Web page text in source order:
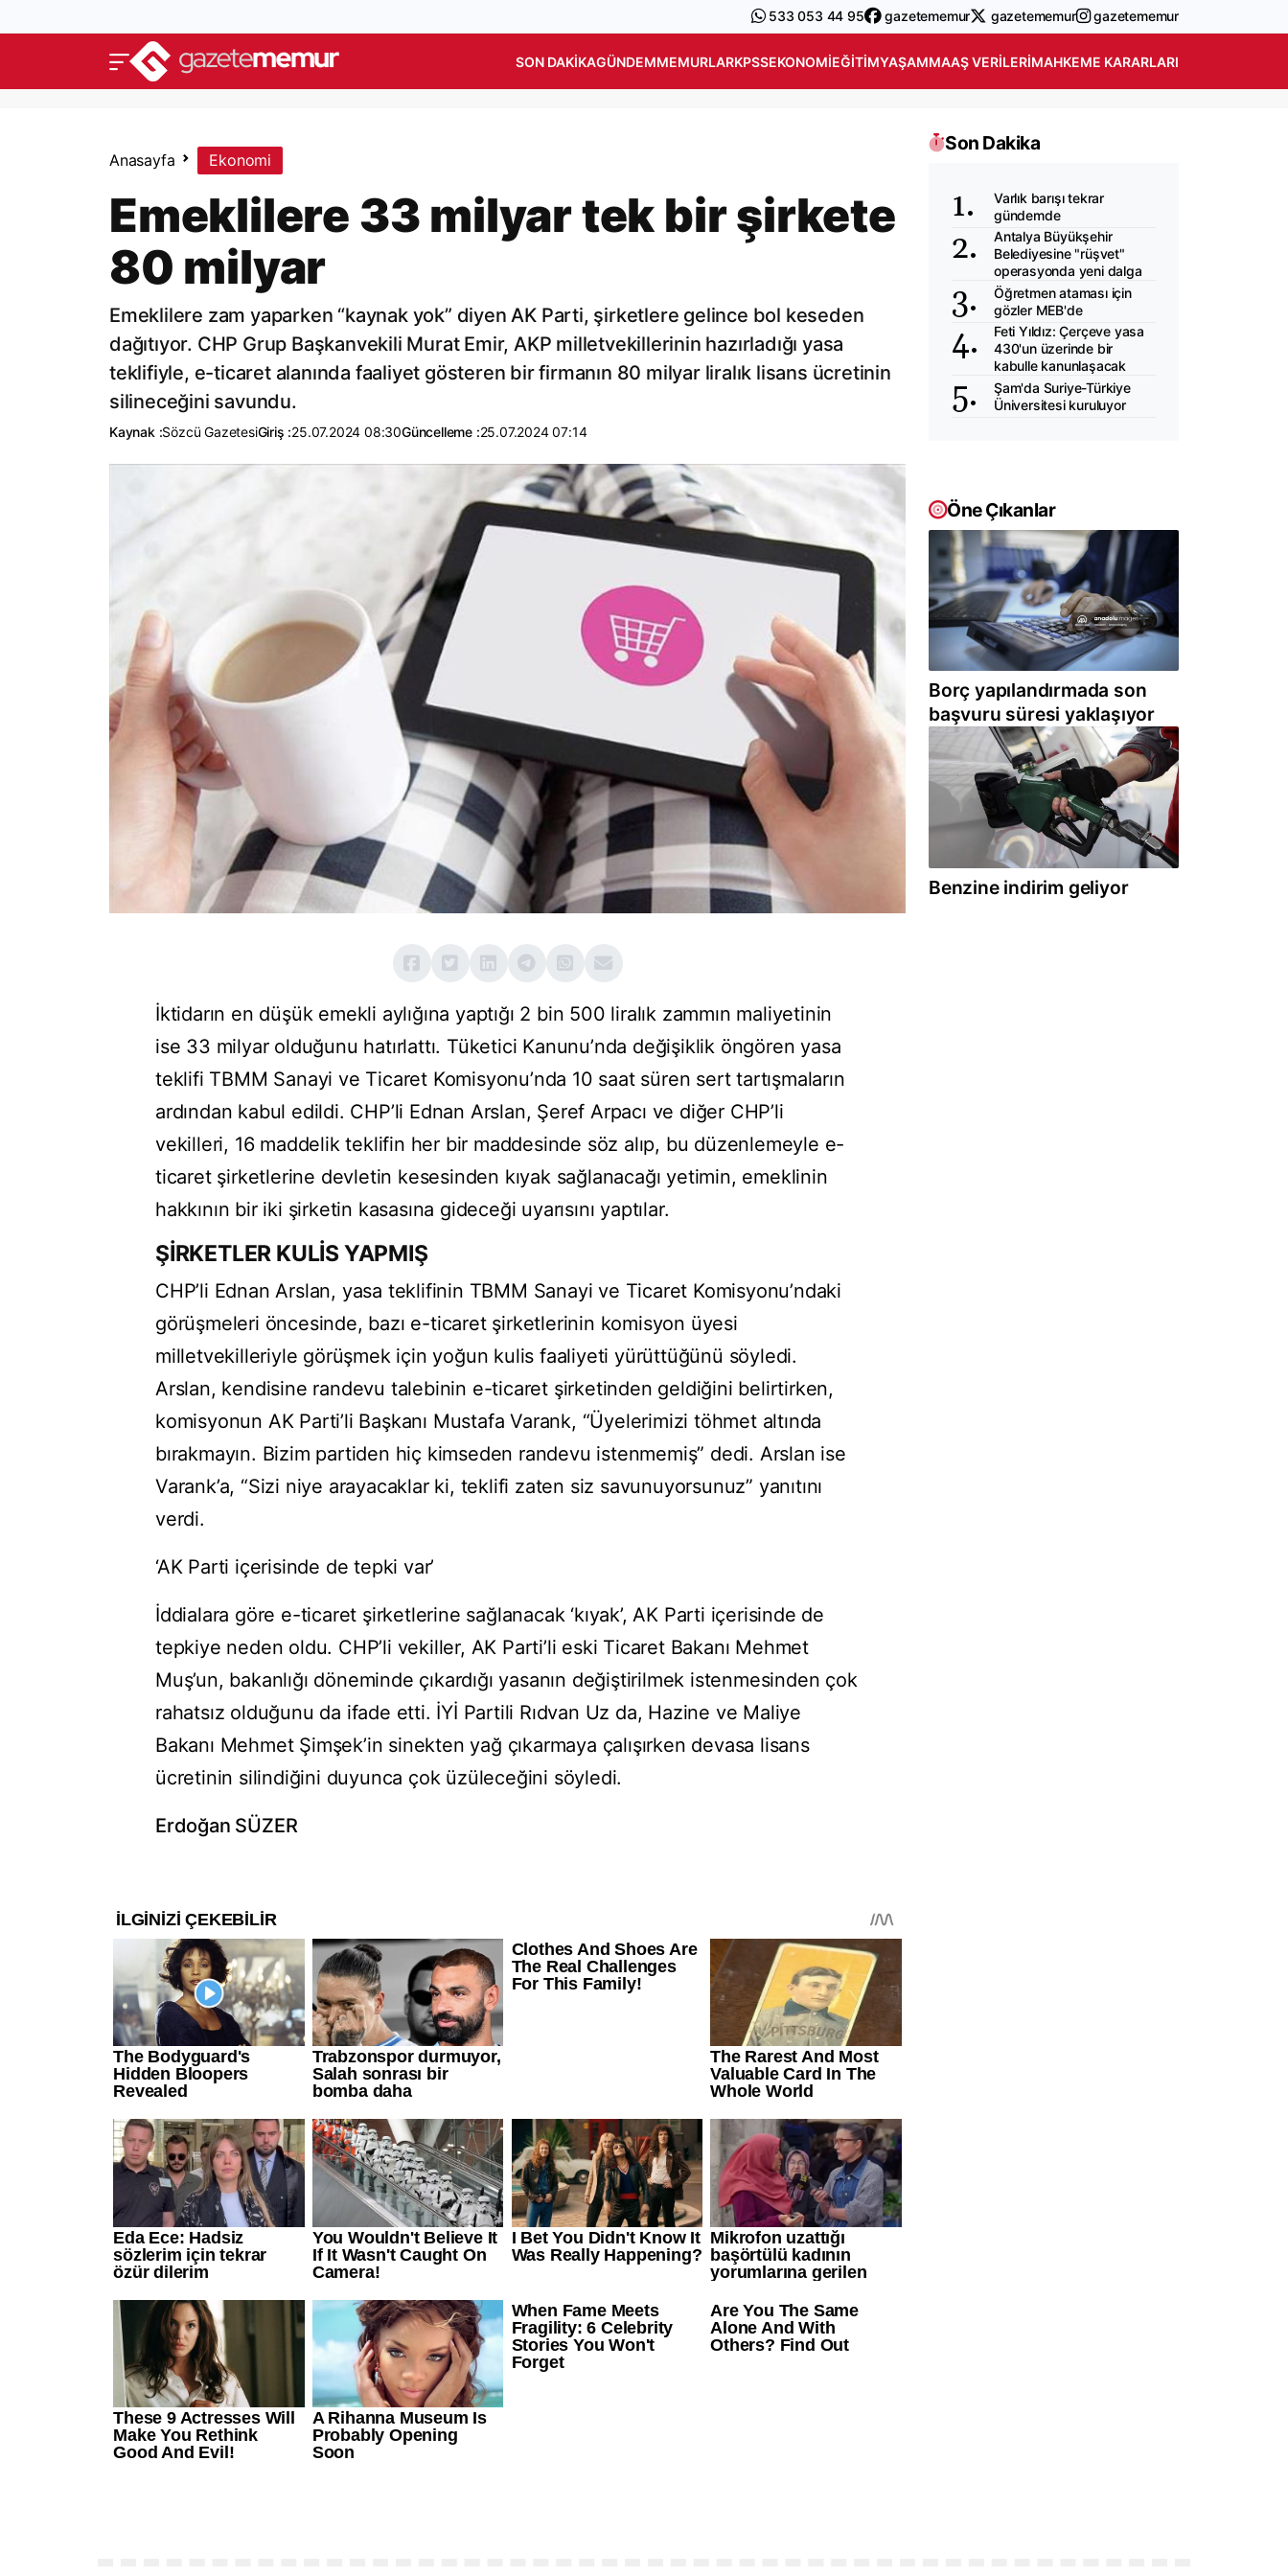
533 053 44 95 gazetememur gazetememur gazetememur
SON DAKIKAGÜNDEMMEMURLARKPSSEKONOMIEĞITIMYAŞAMMAAŞ VERILERIMAHKEME KARARLARI
Anasayfa Ekonomi
Emeklilere 33 milyar tek bir şirkete
80 milyar
Emeklilere zam yaparken “kaynak yok” diyen AK Parti, şirketlere gelince bol keseden
dağıtıyor. CHP Grup Başkanvekili Murat Emir, AKP milletvekillerinin hazırladığı yasa
teklifiyle, e-ticaret alanında faaliyet gösteren bir firmanın 80 milyar liralık lisans ücretinin
silineceğini savundu.
Kaynak :Sözcü GazetesiGiriş :25.07.2024 08:30Güncelleme :25.07.2024 07:14
İktidarın en düşük emekli aylığına yaptığı 2 bin 500 liralık zammın maliyetinin
ise 33 milyar olduğunu hatırlattı. Tüketici Kanunu’nda değişiklik öngören yasa
teklifi TBMM Sanayi ve Ticaret Komisyonu’nda 10 saat süren sert tartışmaların
ardından kabul edildi. CHP’li Ednan Arslan, Şeref Arpacı ve diğer CHP’li
vekilleri, 16 maddelik teklifin her bir maddesinde söz alıp, bu düzenlemeyle e-
ticaret şirketlerine devletin kesesinden kıyak sağlanacağı yetimin, emeklinin
hakkının bir iki şirketin kasasına gideceği uyarısını yaptılar.
ŞİRKETLER KULİS YAPMIŞ
CHP’li Ednan Arslan, yasa teklifinin TBMM Sanayi ve Ticaret Komisyonu’ndaki
görüşmeleri öncesinde, bazı e-ticaret şirketlerinin komisyon üyesi
milletvekilleriyle görüşmek için yoğun kulis faaliyeti yürüttüğünü söyledi.
Arslan, kendisine randevu talebinin e-ticaret şirketinden geldiğini belirtirken,
komisyonun AK Parti’li Başkanı Mustafa Varank, “Üyelerimizi töhmet altında
bırakmayın. Bizim partiden hiç kimseden randevu istenmemiş” dedi. Arslan ise
Varank’a, “Sizi niye arayacaklar ki, teklifi zaten siz savunuyorsunuz” yanıtını
verdi.
‘AK Parti içerisinde de tepki var’
İddialara göre e-ticaret şirketlerine sağlanacak ‘kıyak’, AK Parti içerisinde de
tepkiye neden oldu. CHP’li vekiller, AK Parti’li eski Ticaret Bakanı Mehmet
Muş’un, bakanlığı döneminde çıkardığı yasanın değiştirilmek istenmesinden çok
rahatsız olduğunu da ifade etti. İYİ Partili Rıdvan Uz da, Hazine ve Maliye
Bakanı Mehmet Şimşek’in sinekten yağ çıkarmaya çalışırken devasa lisans
ücretinin silindiğini duyunca çok üzüleceğini söyledi.
Erdoğan SÜZER
Son Dakika
Varlık barışı tekrar
gündemde
Antalya Büyükşehir
Belediyesine "rüşvet"
operasyonda yeni dalga
Öğretmen ataması için
gözler MEB'de
Feti Yıldız: Çerçeve yasa
430'un üzerinde bir
kabulle kanunlaşacak
Şam'da Suriye-Türkiye
Üniversitesi kuruluyor
Öne Çıkanlar
Borç yapılandırmada son
başvuru süresi yaklaşıyor
Benzine indirim geliyor